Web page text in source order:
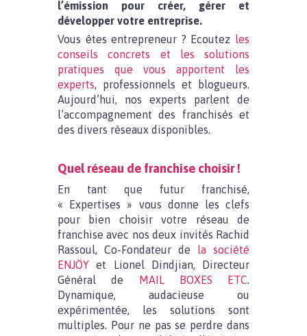
l’émission pour créer, gérer et
développer votre entreprise.
Vous êtes entrepreneur ? Ecoutez les
conseils concrets et les solutions
pratiques que vous apportent les
experts, professionnels et blogueurs.
Aujourd’hui, nos experts parlent de
l’accompagnement des franchisés et
des divers réseaux disponibles.
Quel réseau de franchise choisir !
En tant que futur franchisé,
« Expertises » vous donne les clefs
pour bien choisir votre réseau de
franchise avec nos deux invités Rachid
Rassoul, Co-Fondateur de la société
ENJÖY et Lionel Dindjian, Directeur
Général de MAIL BOXES ETC.
Dynamique, audacieuse ou
expérimentée, les solutions sont
multiples. Pour ne pas se perdre dans